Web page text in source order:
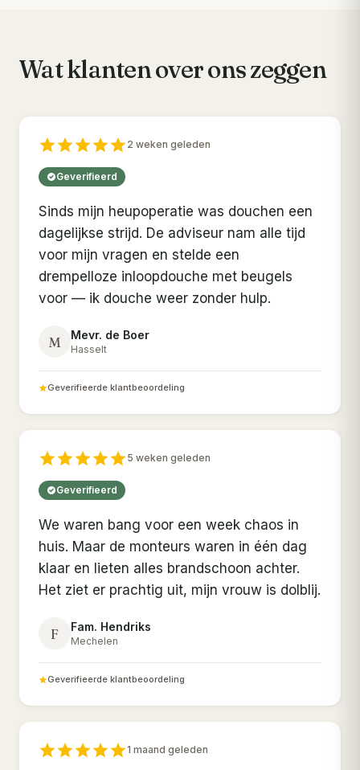
Wat klanten over ons zeggen
2 weken geleden
Geverifieerd
Sinds mijn heupoperatie was douchen een
dagelijkse strijd. De adviseur nam alle tijd
voor mijn vragen en stelde een
drempelloze inloopdouche met beugels
voor — ik douche weer zonder hulp.
M Mevr. de Boer
Hasselt
Geverifieerde klantbeoordeling
5 weken geleden
Geverifieerd
We waren bang voor een week chaos in
huis. Maar de monteurs waren in één dag
klaar en lieten alles brandschoon achter.
Het ziet er prachtig uit, mijn vrouw is dolblij.
F Fam. Hendriks
Mechelen
Geverifieerde klantbeoordeling
1 maand geleden